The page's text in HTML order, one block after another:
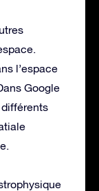
.
l’espace
Google